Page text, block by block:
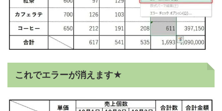
これでエラーが消えます★